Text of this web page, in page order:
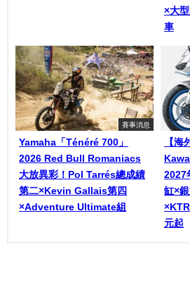
×大
車
賽事消息
Yamaha「Ténéré 700」
2026 Red Bull Romaniacs
大放異彩！Pol Tarrés總成績
第二×Kevin Gallais第四
×Adventure Ultimate組
【海
2027
缸×
元起